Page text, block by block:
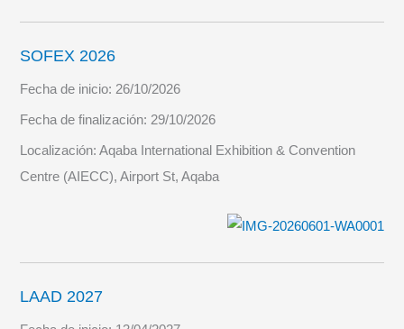
SOFEX 2026
Fecha de inicio: 26/10/2026
Fecha de finalización: 29/10/2026
Localización:Aqaba International Exhibition & Convention
Centre (AIECC), Airport St, Aqaba
LAAD 2027